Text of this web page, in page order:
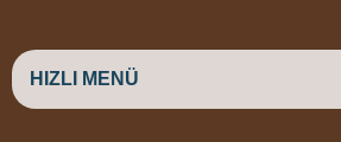
HIZLI MENÜ